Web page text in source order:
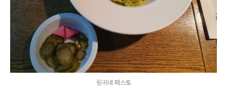
링귀네 페스토